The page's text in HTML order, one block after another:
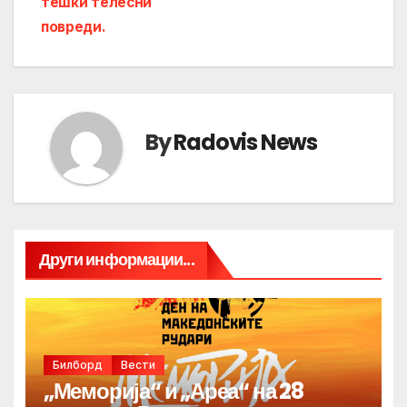
повреди.
ByRadovis News
Други информации...
Билборд Вести
„Меморија“ и „Ареа“ на 28